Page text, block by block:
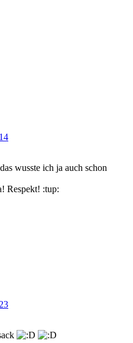
wusste ich ja auch schon
Respekt! :tup: